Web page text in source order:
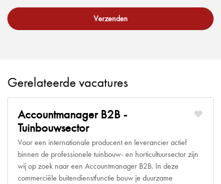
Verzenden
Gerelateerde vacatures
Accountmanager B2B -
Tuinbouwsector
Voor een internationale producent en leverancier actief
binnen de professionele tuinbouw- en horticultuursector zijn
wij op zoek naar een Accountmanager B2B. In deze
commerciële buitendienstfunctie bouw je duurzame